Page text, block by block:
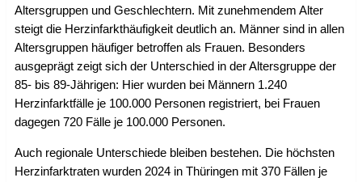
Altersgruppen und Geschlechtern. Mit zunehmendem Alter
steigt die Herzinfarkthäufigkeit deutlich an. Männer sind in allen
Altersgruppen häufiger betroffen als Frauen. Besonders
ausgeprägt zeigt sich der Unterschied in der Altersgruppe der
85- bis 89-Jährigen: Hier wurden bei Männern 1.240
Herzinfarktfälle je 100.000 Personen registriert, bei Frauen
dagegen 720 Fälle je 100.000 Personen.
Auch regionale Unterschiede bleiben bestehen. Die höchsten
Herzinfarktraten wurden 2024 in Thüringen mit 370 Fällen je